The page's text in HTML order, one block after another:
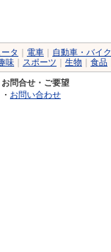
タ 電車 自動車・バイク
味 スポーツ 生物 食品
お問合せ・ご要望
・ お問い合わせ